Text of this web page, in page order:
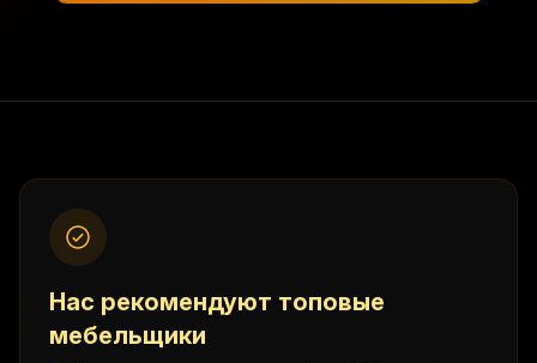
Нас рекомендуют топовые
мебельщики